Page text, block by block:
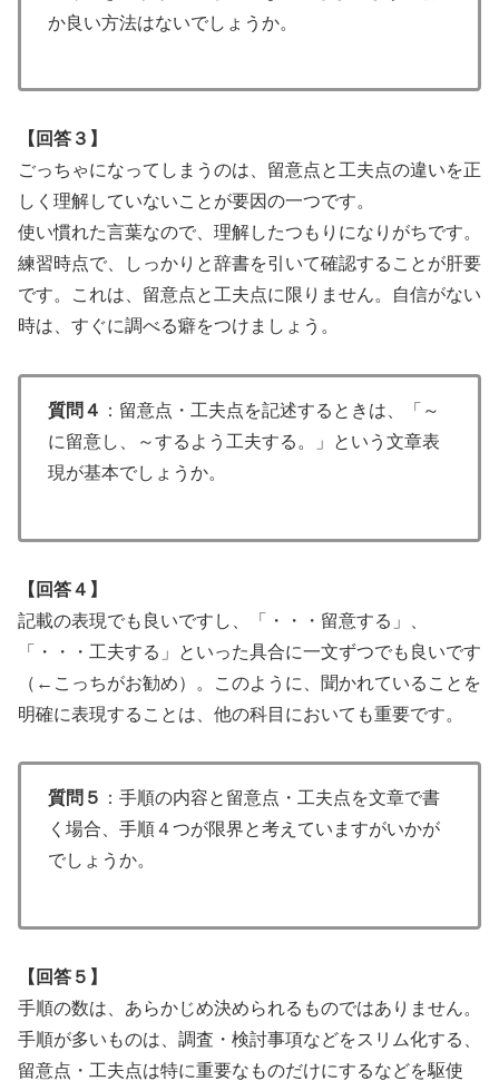
か良い方法はないでしょうか。
【回答３】
ごっちゃになってしまうのは、留意点と工夫点の違いを正
しく理解していないことが要因の一つです。
使い慣れた言葉なので、理解したつもりになりがちです。
練習時点で、しっかりと辞書を引いて確認することが肝要
です。これは、留意点と工夫点に限りません。自信がない
時は、すぐに調べる癖をつけましょう。
質問４ ：留意点・工夫点を記述するときは、「～
に留意し、～するよう工夫する。」という文章表
現が基本でしょうか。
【回答４】
記載の表現でも良いですし、「・・・留意する」、
「・・・工夫する」といった具合に一文ずつでも良いです
（←こっちがお勧め）。このように、聞かれていることを
明確に表現することは、他の科目においても重要です。
質問５ ：手順の内容と留意点・工夫点を文章で書
く場合、手順４つが限界と考えていますがいかが
でしょうか。
【回答５】
手順の数は、あらかじめ決められるものではありません。
手順が多いものは、調査・検討事項などをスリム化する、
留意点・工夫点は特に重要なものだけにするなどを駆使